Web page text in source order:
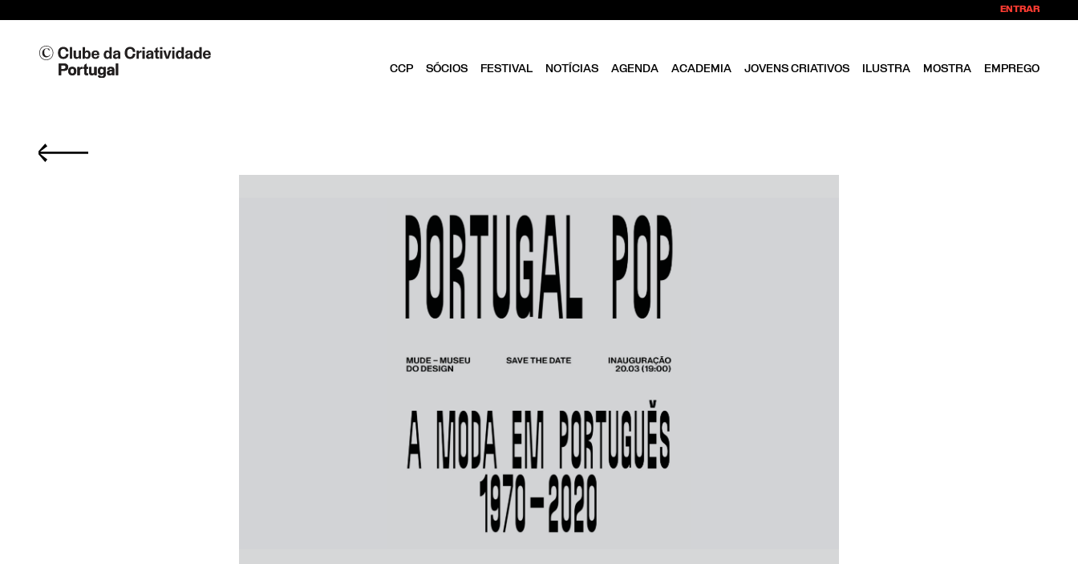
ENTRAR
CCP
CONSELHO FISCAL
BIBLIOTECA CCP
PARCEIROS
EMPREENDEDORISMO
CRIATIVO DE LISBOA
SÓCIOS FESTIVAL NOTÍCIAS AGENDA ACADEMIA JOVENS CRIATIVOS ILUSTRA MOSTRA EMPREGO